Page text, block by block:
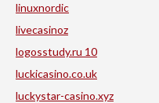
linuxnordic
livecasinoz
logosstudy.ru 10
luckicasino.co.uk
luckystar-casino.xyz